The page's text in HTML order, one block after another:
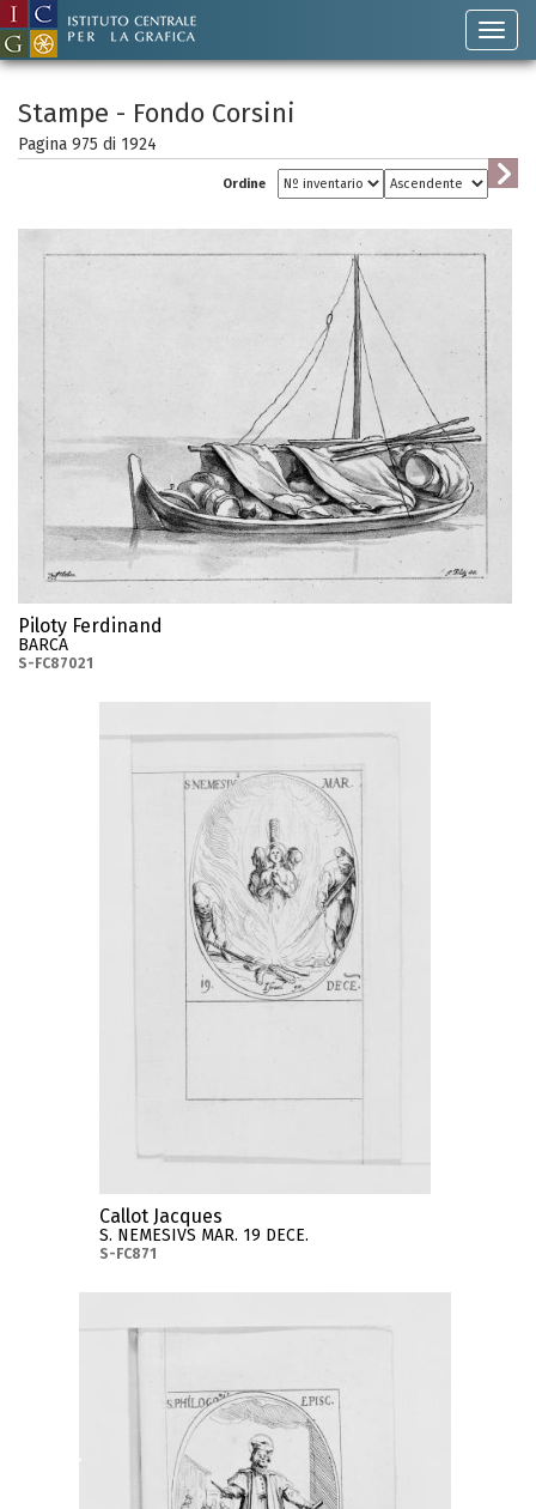
Stampe - Fondo Corsini
Pagina 975 di 1924
Ordine
Piloty Ferdinand
BARCA
S-FC87021
Callot Jacques
S. NEMESIVS MAR. 19 DECE.
S-FC871